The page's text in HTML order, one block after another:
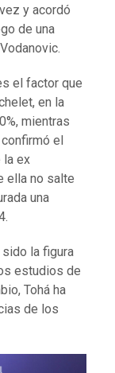
y acordó
de una
el factor que
en la
mientras
el
la ex
ella no salte
una
la figura
estudios de
Tohá ha
de los